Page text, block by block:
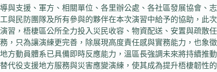
導與支援、軍方、相關單位、各里辦公處、各社區發展協會、志
工與民防團隊及所有參與的夥伴在本次演習中給予的協助，此次
演習，梧棲區公所全力投入災民收容、物資配送、安置與疏散任
務，只為讓演練更完善，除展現高度責任感與實務能力，也象徵
地方動員體系已具備即時反應能力，溫區長強調未來將持續推動
替代役支援地方服務與災害應變演練，使其成為提升梧棲韌性的